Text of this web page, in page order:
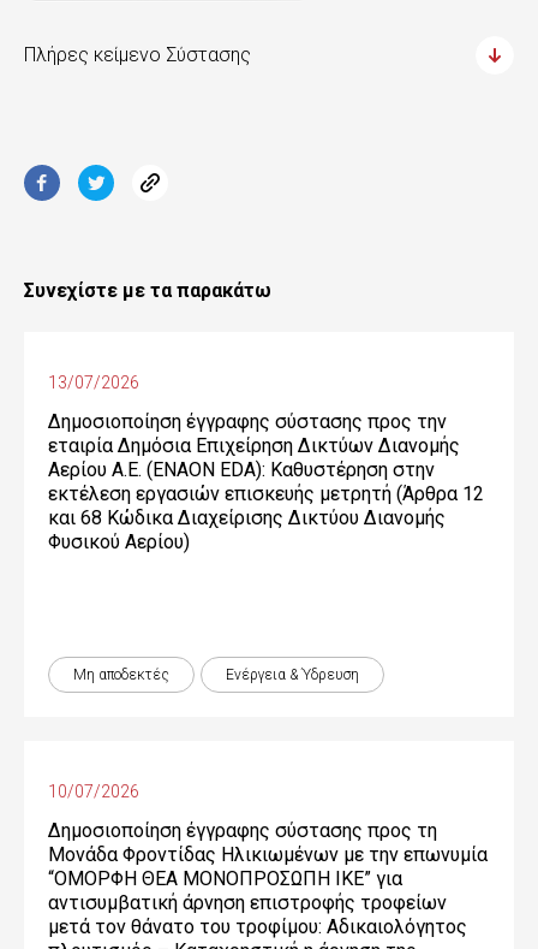
Πλήρες κείμενο Σύστασης
Συνεχίστε με τα παρακάτω
13/07/2026
Δημοσιοποίηση έγγραφης σύστασης προς την
εταιρία Δημόσια Επιχείρηση Δικτύων Διανομής
Αερίου Α.Ε. (ENAON EDA): Καθυστέρηση στην
εκτέλεση εργασιών επισκευής μετρητή (Άρθρα 12
και 68 Κώδικα Διαχείρισης Δικτύου Διανομής
Φυσικού Αερίου)
Μη αποδεκτές Ενέργεια & Ύδρευση
10/07/2026
Δημοσιοποίηση έγγραφης σύστασης προς τη
Μονάδα Φροντίδας Ηλικιωμένων με την επωνυμία
“ΟΜΟΡΦΗ ΘΕΑ ΜΟΝΟΠΡΟΣΩΠΗ ΙΚΕ” για
αντισυμβατική άρνηση επιστροφής τροφείων
μετά τον θάνατο του τροφίμου: Αδικαιολόγητος